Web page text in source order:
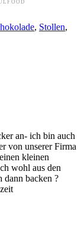
, Stollen,
an- ich bin auch
von unserer Firma
kleinen
wohl aus den
dann backen ?